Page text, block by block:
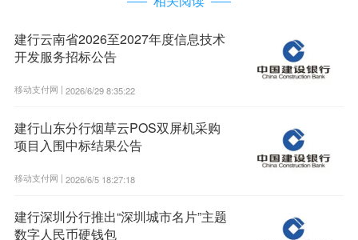
建行云南省2026至2027年度信息技术
开发服务招标公告
移动支付网 | 2026/6/29 8:35:22
建行山东分行烟草云POS双屏机采购
项目入围中标结果公告
移动支付网 | 2026/6/5 18:27:18
建行深圳分行推出“深圳城市名片”主题
数字人民币硬钱包